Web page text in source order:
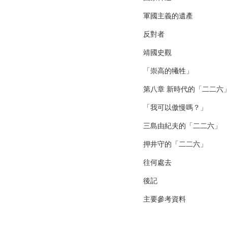
軍國主義的遺產
反對者
靖國史觀
「崇高的犧牲」
第八章 新時代的「二二六」
「我可以傲慢嗎？」
三島由紀夫的「二二六」
押井守的「二二六」
往何處去
後記
主要參考資料